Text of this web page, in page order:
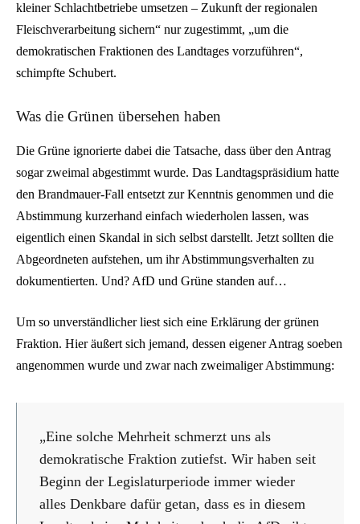
kleiner Schlachtbetriebe umsetzen – Zukunft der regionalen
Fleischverarbeitung sichern“ nur zugestimmt, „um die
demokratischen Fraktionen des Landtages vorzuführen“,
schimpfte Schubert.
Was die Grünen übersehen haben
Die Grüne ignorierte dabei die Tatsache, dass über den Antrag
sogar zweimal abgestimmt wurde. Das Landtagspräsidium hatte
den Brandmauer-Fall entsetzt zur Kenntnis genommen und die
Abstimmung kurzerhand einfach wiederholen lassen, was
eigentlich einen Skandal in sich selbst darstellt. Jetzt sollten die
Abgeordneten aufstehen, um ihr Abstimmungsverhalten zu
dokumentierten. Und? AfD und Grüne standen auf…
Um so unverständlicher liest sich eine Erklärung der grünen
Fraktion. Hier äußert sich jemand, dessen eigener Antrag soeben
angenommen wurde und zwar nach zweimaliger Abstimmung:
„Eine solche Mehrheit schmerzt uns als
demokratische Fraktion zutiefst. Wir haben seit
Beginn der Legislaturperiode immer wieder
alles Denkbare dafür getan, dass es in diesem